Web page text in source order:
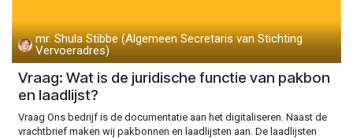
mr. Shula Stibbe (Algemeen Secretaris van Stichting
Vervoeradres)
Vraag: Wat is de juridische functie van pakbon
en laadlijst?
Vraag Ons bedrijf is de documentatie aan het digitaliseren. Naast de
vrachtbrief maken wij pakbonnen en laadlijsten aan. De laadlijsten